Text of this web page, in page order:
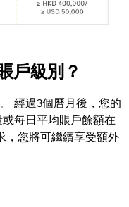
戶級別？
經過3個曆月後，您的
每日平均賬戶餘額在
，您將可繼續享受額外